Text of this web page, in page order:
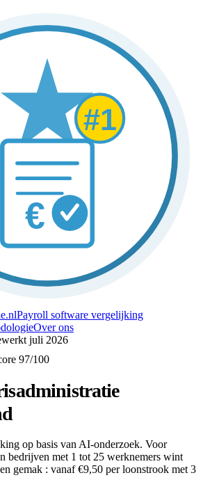
Payroll software vergelijking
Over ons
juli 2026
97/100
op basis van AI-onderzoek. Voor
bedrijven met 1 tot 25 werknemers wint
gemak : vanaf€9,50 per loonstrook met 3